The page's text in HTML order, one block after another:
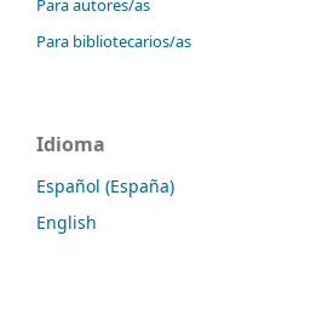
Para autores/as
Para bibliotecarios/as
Idioma
Español (España)
English